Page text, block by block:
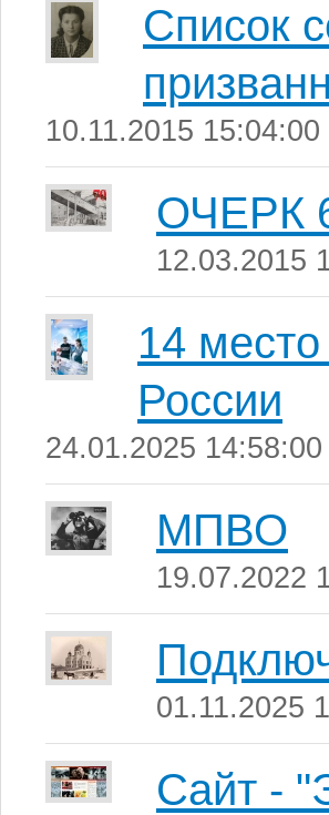
Список
10.11.2015 15:04:00
ОЧЕРК
12.03.2015
14
России
24.01.2025 14:58:00
МПВО
19.07.2022
01.11.2025
Сайт -